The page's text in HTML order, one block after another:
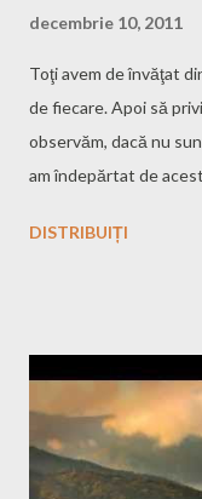
decembrie 10, 2011
Toţi avem de învăţat
de fiecare. Apoi să
observăm, dacă nu
am îndepărtat de
DISTRIBUIȚI